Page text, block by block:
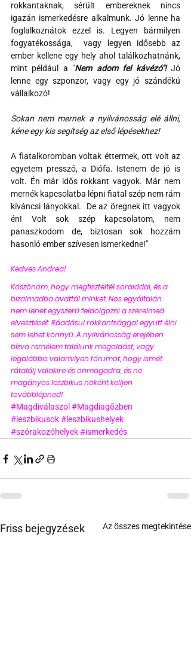
rokkantaknak, sérült embereknek nincs
igazán ismerkedésre alkalmunk. Jó lenne ha
foglalkoznátok ezzel is. Legyen bármilyen
fogyatékossága,  vagy legyen idősebb az
ember kellene egy hely ahol találkozhatnánk,
mint például a "Nem adom fel kávézó"! Jó
lenne egy szponzor, vagy egy jó szándékú
vállalkozó!
Sokan nem mernek a nyilvánosság elé állni,
kéne egy kis segítség az első lépésekhez!
A fiatalkoromban voltak éttermek, ott volt az
egyetem presszó, a Diófa. Istenem de jó is
volt. Én már idős rokkant vagyok. Már nem
mernék kapcsolatba lépni fiatal szép nem rám
kíváncsi lányokkal.  De az öregnek itt vagyok
én! Volt sok szép kapcsolatom, nem
panaszkodom de, biztosan sok hozzám
hasonló ember szívesen ismerkedne!"
Kedves Andrea!
Köszönöm, hogy megtiszteltél soraiddal, és a
bizalmadba avattál minket. Nos egyáltalán
nem lehet egyszerű feldolgozni a szerelmed
elvesztését. Ráadásul rokkantsággal együtt élni
sem lehet könnyű. A nyilvánosság erejében
bízva remélem találunk megoldást, vagy
legalábbis valamilyen fórumot, hogy ismét
rátalálj valakire és önmagadra, és ne
magányos leszbikus nőként kelljen
továbblépned!
#Magdiválaszol #Magdiagőzben
#leszbikusok#leszbikushelyek
#szórakozóhelyek#ismerkedés
Friss bejegyzések Az összes megtekintése